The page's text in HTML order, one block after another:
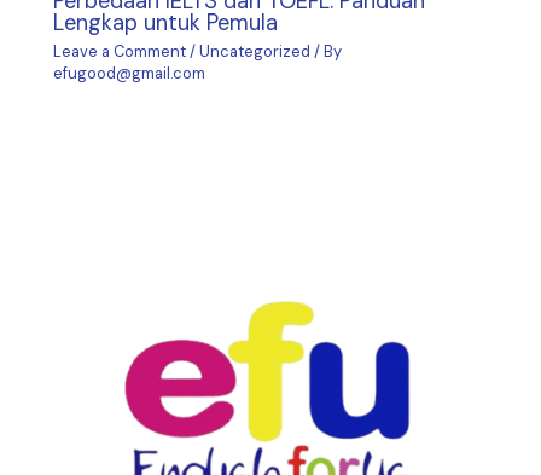
Lengkap untuk Pemula
Leave a Comment/Uncategorized / By
efugood@gmail.com